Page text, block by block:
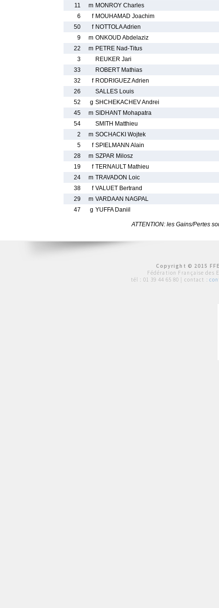
11
m MONROY Charles
6
f MOUHAMAD Joachim
50
f NOTTOLA Adrien
9
m ONKOUD Abdelaziz
22
m PETRE Nad-Titus
3
REUKER Jari
33
ROBERT Mathias
32
f RODRIGUEZ Adrien
26
SALLES Louis
52
g SHCHEKACHEV Andrei
45
m SIDHANT Mohapatra
54
SMITH Matthieu
2
m SOCHACKI Wojtek
5
f SPIELMANN Alain
28
m SZPAR Milosz
19
f TERNAULT Mathieu
24
m TRAVADON Loic
38
f VALUET Bertrand
29
m VARDAAN NAGPAL
47
g YUFFA Daniil
ATTENTION: les Gains/Pertes
Copyright © 2015
Fédération Française des
tél : 01 39 44 65 80 | contact :